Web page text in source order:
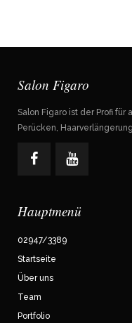
Salon Figaro
Salon Figaro ist der Profi für
Perücken,
Hauptmenü
02947/3389
Startseite
Über uns
Team
Portfolio